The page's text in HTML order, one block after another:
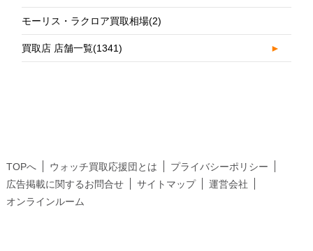
モーリス・ラクロア買取相場(2)
買取店 店舗一覧(1341) ►
TOPへ ウォッチ買取応援団とは
プライバシーポリシー
広告掲載に関するお問合せ
サイトマップ
運営会社
オンラインルーム